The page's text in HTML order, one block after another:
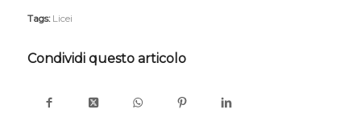
Tags: Licei
Condividi questo articolo